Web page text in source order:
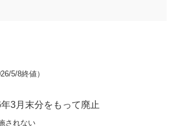
5/8終値）
年3月末分をもって廃止
されない